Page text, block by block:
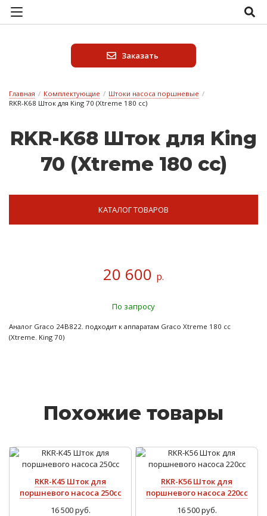
Заказать
Главная / Комплектующие / Штоки насоса поршневые /
RKR-K68 Шток для King 70 (Xtreme 180 cc)
RKR-K68 Шток для King
70 (Xtreme 180 cc)
КАТАЛОГ ТОВАРОВ
20 600 р.
По запросу
Аналог Graco 24B822. подходит к аппаратам Graco Xtreme 180 cc
(Xtreme. King 70)
Похожие товары
RKR-K45 Шток для
поршневого насоса 250сс
16 500 руб.
RKR-K56 Шток для
поршневого насоса 220сс
16 500 руб.